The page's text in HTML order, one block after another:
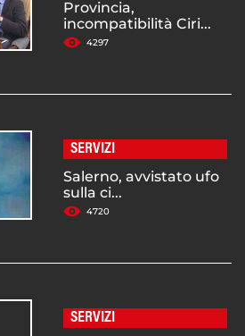
Provincia,
incompatibilità Ciri...
4297
SERVIZI
Salerno, avvistato ufo
sulla ci...
4720
SERVIZI